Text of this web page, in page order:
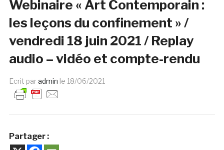
Webinaire « Art Contemporain :
les leçons du confinement » /
vendredi 18 juin 2021 / Replay
audio – vidéo et compte-rendu
Ecrit paradmin le 18/06/2021
Partager :